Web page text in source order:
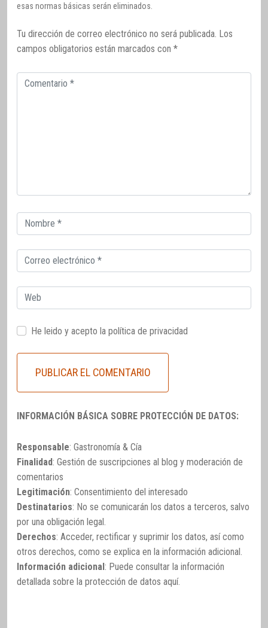
esas normas básicas serán eliminados.
Tu dirección de correo electrónico no será publicada. Los
campos obligatorios están marcados con *
Comentario
Correo
electrónico
Correo
electrónico
Web
He leido y acepto la política de privacidad
INFORMACIÓN BÁSICA SOBRE PROTECCIÓN DE DATOS:
Responsable: Gastronomía & Cía
Finalidad: Gestión de suscripciones al blog y moderación de
comentarios
Legitimación: Consentimiento del interesado
Destinatarios: No se comunicarán los datos a terceros, salvo
por una obligación legal.
Derechos: Acceder, rectificar y suprimir los datos, así como
otros derechos, como se explica en la información adicional.
Información adicional : Puede consultar la información
detallada sobre la protección de datos aquí.